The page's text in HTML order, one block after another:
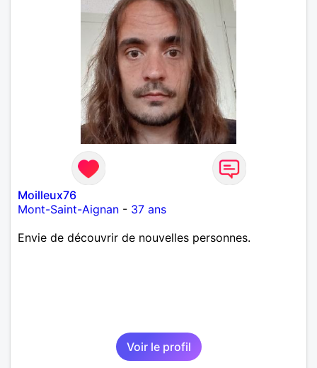
Moilleux76
Mont-Saint-Aignan - 37 ans
Envie de découvrir de nouvelles personnes.
Voir le profil